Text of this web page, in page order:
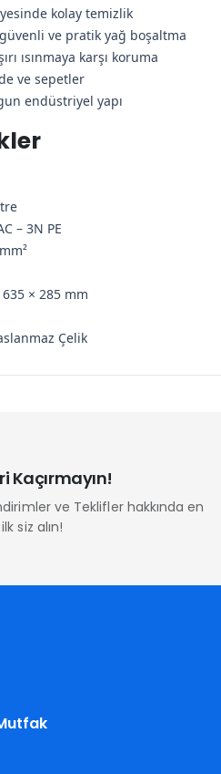
kolay temizlik
ve pratik yağ boşaltma
ısınmaya karşı koruma
ve sepetler
endüstriyel yapı
– 3N PE
× 285 mm
Çelik
Kaçırmayın!
ve Teklifler hakkında en
siz alın!